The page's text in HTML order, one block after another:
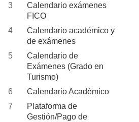
Calendario exámenes
FICO
Calendario académico y
de exámenes
Calendario de
Exámenes (Grado en
Turismo)
Calendario Académico
Plataforma de
Gestión/Pago de